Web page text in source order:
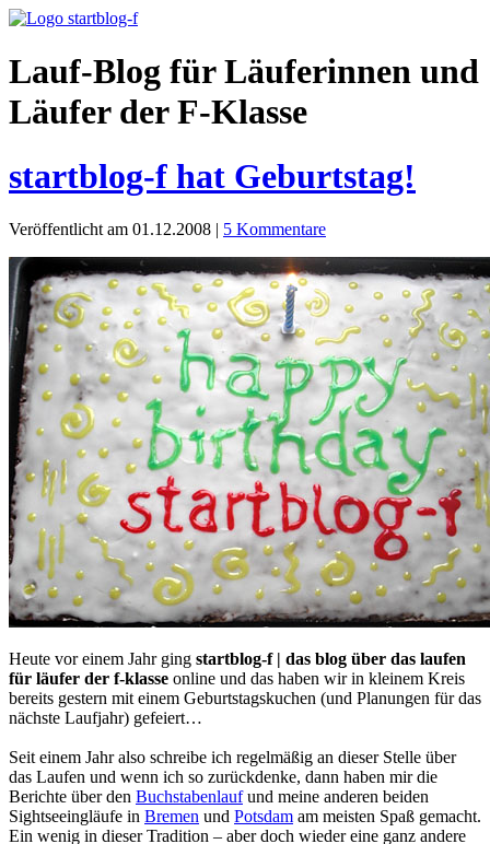
Lauf-Blog für Läuferinnen und
Läufer der F-Klasse
startblog-f hat Geburtstag!
Veröffentlicht am 01.12.2008 | 5 Kommentare
Heute vor einem Jahr ging startblog-f | das blog über das laufen
für läufer der f-klasse online und das haben wir in kleinem Kreis
bereits gestern mit einem Geburtstagskuchen (und Planungen für das
nächste Laufjahr) gefeiert…
Seit einem Jahr also schreibe ich regelmäßig an dieser Stelle über
das Laufen und wenn ich so zurückdenke, dann haben mir die
Berichte über den Buchstabenlaufund meine anderen beiden
Sightseeingläufe in Bremen und Potsdam am meisten Spaß gemacht.
Ein wenig in dieser Tradition – aber doch wieder eine ganz andere